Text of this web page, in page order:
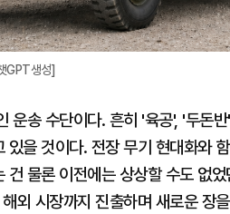
GPT생성]
운송 수단이다. 흔히 '육공', '두돈
있을 것이다. 전장 무기 현대화와
건 물론 이전에는 상상할 수도 없
외 시장까지 진출하며 새로운 장